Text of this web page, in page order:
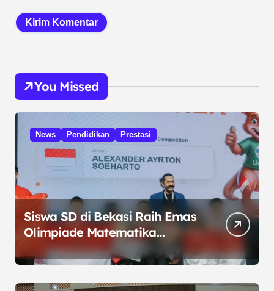
You Missed
News Pendidikan Prestasi
Siswa SD di Bekasi Raih Emas
Olimpiade Matematika
Internasional di Malaysia